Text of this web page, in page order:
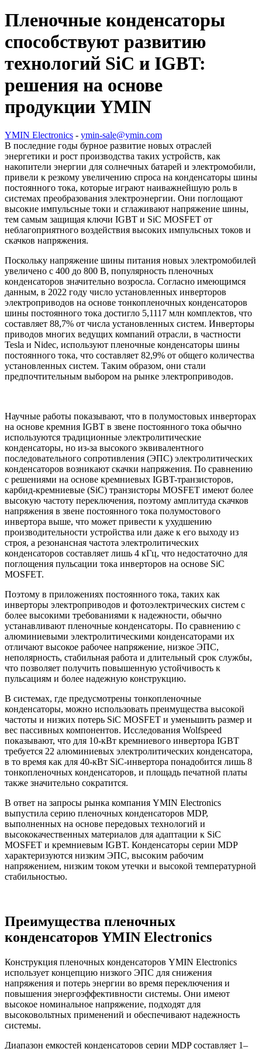
Пленочные конденсаторы
способствуют развитию
технологий SiC и IGBT:
решения на основе
продукции YMIN
YMIN Electronics - ymin-sale@ymin.com
В последние годы бурное развитие новых отраслей
энергетики и рост производства таких устройств, как
накопители энергии для солнечных батарей и электромобили,
привели к резкому увеличению спроса на конденсаторы шины
постоянного тока, которые играют наиважнейшую роль в
системах преобразования электроэнергии. Они поглощают
высокие импульсные токи и сглаживают напряжение шины,
тем самым защищая ключи IGBT и SiC MOSFET от
неблагоприятного воздействия высоких импульсных токов и
скачков напряжения.
Поскольку напряжение шины питания новых электромобилей
увеличено с 400 до 800 В, популярность пленочных
конденсаторов значительно возросла. Согласно имеющимся
данным, в 2022 году число установленных инверторов
электроприводов на основе тонкопленочных конденсаторов
шины постоянного тока достигло 5,1117 млн ​​комплектов, что
составляет 88,7% от числа установленных систем. Инверторы
приводов многих ведущих компаний отрасли, в частности
Tesla и Nidec, используют пленочные конденсаторы шины
постоянного тока, что составляет 82,9% от общего количества
установленных систем. Таким образом, они стали
предпочтительным выбором на рынке электроприводов.
Научные работы показывают, что в полумостовых инверторах
на основе кремния IGBT в звене постоянного тока обычно
используются традиционные электролитические
конденсаторы, но из-за высокого эквивалентного
последовательного сопротивления (ЭПС) электролитических
конденсаторов возникают скачки напряжения. По сравнению
с решениями на основе кремниевых IGBT-транзисторов,
карбид-кремниевые (SiC) транзисторы MOSFET имеют более
высокую частоту переключения, поэтому амплитуда скачков
напряжения в звене постоянного тока полумостового
инвертора выше, что может привести к ухудшению
производительности устройства или даже к его выходу из
строя, а резонансная частота электролитических
конденсаторов составляет лишь 4 кГц, что недостаточно для
поглощения пульсации тока инверторов на основе SiC
MOSFET.
Поэтому в приложениях постоянного тока, таких как
инверторы электроприводов и фотоэлектрических систем с
более высокими требованиями к надежности, обычно
устанавливают пленочные конденсаторы. По сравнению с
алюминиевыми электролитическими конденсаторами их
отличают высокое рабочее напряжение, низкое ЭПС,
неполярность, стабильная работа и длительный срок службы,
что позволяет получить повышенную устойчивость к
пульсациям и более надежную конструкцию.
В системах, где предусмотрены тонкопленочные
конденсаторы, можно использовать преимущества высокой
частоты и низких потерь SiC MOSFET и уменьшить размер и
вес пассивных компонентов. Исследования Wolfspeed
показывают, что для 10-кВт кремниевого инвертора IGBT
требуется 22 алюминиевых электролитических конденсатора,
в то время как для 40-кВт SiC-инвертора понадобится лишь 8
тонкопленочных конденсаторов, и площадь печатной платы
также значительно сократится.
В ответ на запросы рынка компания YMIN Electronics
выпустила серию пленочных конденсаторов MDP,
выполненных на основе передовых технологий и
высококачественных материалов для адаптации к SiC
MOSFET и кремниевым IGBT. Конденсаторы серии MDP
характеризуются низким ЭПС, высоким рабочим
напряжением, низким током утечки и высокой температурной
стабильностью.
Преимущества пленочных
конденсаторов YMIN Electronics
Конструкция пленочных конденсаторов YMIN Electronics
использует концепцию низкого ЭПС для снижения
напряжения и потерь энергии во время переключения и
повышения энергоэффективности системы. Они имеют
высокое номинальное напряжение, подходят для
высоковольтных применений и обеспечивают надежность
системы.
Диапазон емкостей конденсаторов серии MDP составляет 1–